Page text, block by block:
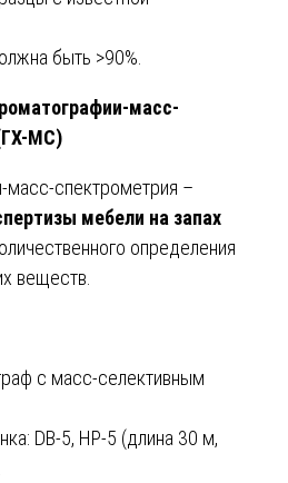
быть >90%.
масс-
МС)
масс-спектрометрия –
мебели на запах
определения
веществ.
с масс-селективным
DB-5, HP-5 (длина 30 м,